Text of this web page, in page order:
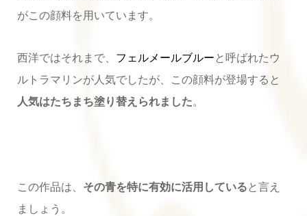
がこの顔料を用いています。
西洋ではそれまで、 フェルメールブルー と呼ばれたウ
ルトラマリンが人気でしたが、この顔料が登場すると
人気はたちまち塗り替えられました。
この作品は、 その青を特に有効に活用している と言え
ましょう。